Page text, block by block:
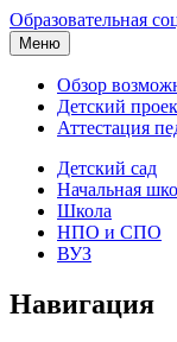
Образовательная
Меню
Обзор
Детский
Аттестация
Детский сад
Начальная
Школа
НПО и СПО
ВУЗ
Навигация